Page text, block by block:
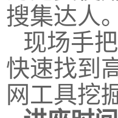
搜集达人。
现场手
快速找到
网工具挖